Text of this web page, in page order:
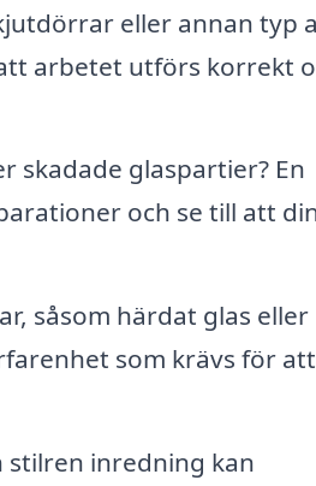
eller annan typ
arbetet utförs korrekt
skadade glaspartier? En
och se till att
såsom härdat glas eller
som krävs för att
stilren inredning kan